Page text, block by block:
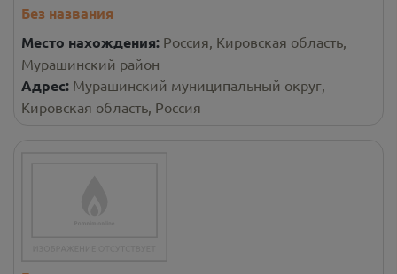
Без названия
Место нахождения: Россия, Кировская область,
Мурашинский район
Адрес: Мурашинский муниципальный округ,
Кировская область, Россия